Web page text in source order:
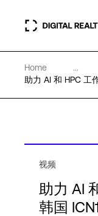
数据中心
专业知识和资源
Home ...
助力 AI 和 HPC 工
视频
助力 AI
韩国